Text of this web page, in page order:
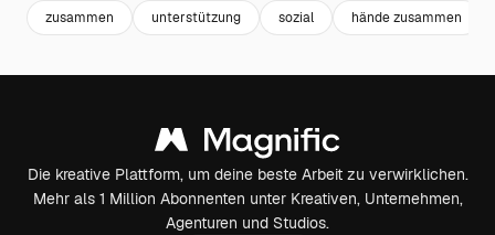
zusammen unterstützung sozial hände zusammen
Die kreative Plattform, um deine beste Arbeit zu verwirklichen.
Mehr als 1 Million Abonnenten unter Kreativen, Unternehmen,
Agenturen und Studios.